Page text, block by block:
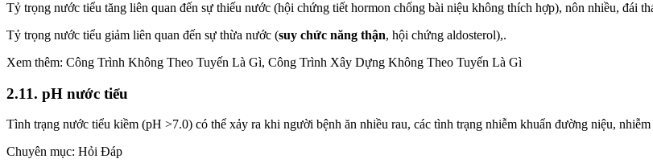
Tỷ trọng nước tiểu tăng liên quan đến sự thiếu nước (hội chứng tiết hormon chống bài niệu không thích hợp), nôn nhiều, đái
Tỷ trọng nước tiểu giảm liên quan đến sự thừa nước (suy chức năng thận, hội chứng aldosterol),.
Xem thêm: Công Trình Không Theo Tuyến Là Gì, Công Trình Xây Dựng Không Theo Tuyến Là Gì
2.11. pH nước tiểu
Tình trạng nước tiểu kiềm (pH >7.0) có thể xảy ra khi người bệnh ăn nhiều rau, các tình trạng nhiễm khuẩn đường niệu,
Chuyên mục: Hỏi Đáp